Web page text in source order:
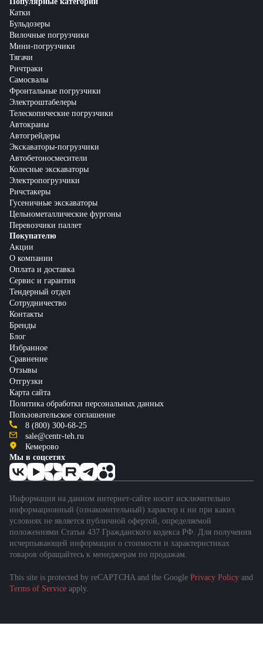
Катки
Бульдозеры
Вилочные погрузчики
Мини-погрузчики
Тягачи
Ричтраки
Самосвалы
Фронтальные погрузчики
Электроштабелеры
Телескопические погрузчики
Автокраны
Автогрейдеры
Экскаваторы-погрузчики
Автобетоносмесители
Колесные экскаваторы
Электропогрузчики
Ричстакеры
Гусеничные экскаваторы
Цельнометаллические фургоны
Перевозчики паллет
Покупателю
Акции
О компании
Оплата и доставка
Сервис и гарантия
Тендерный отдел
Сотрудничество
Контакты
Бренды
Блог
Избранное
Сравнение
Отзывы
Отгрузки
Карта сайта
Политика обработки персональных данных
Пользовательское соглашение
8 (800) 300-68-25
sale@centr-teh.ru
Кемерово
Мы в соцсетях
Информация на данном интернет-сайте носит исключительно
информационный (ознакомительный) характер и ни при каких
условиях не является публичной офертой, определяемой
положениями Статьи 437 Гражданского кодекса РФ. Для получения
исчерпывающей информации о стоимости и характеристиках
товаров обращайтесь к менеджерам по продажам.
This site is protected by reCAPTCHA and the Google Privacy Policy and
Terms of Service apply.
Подобрать спецтехнику
за 1 минуту